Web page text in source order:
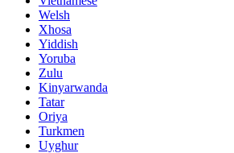
Welsh
Xhosa
Yiddish
Yoruba
Zulu
Kinyarwanda
Tatar
Oriya
Turkmen
Uyghur